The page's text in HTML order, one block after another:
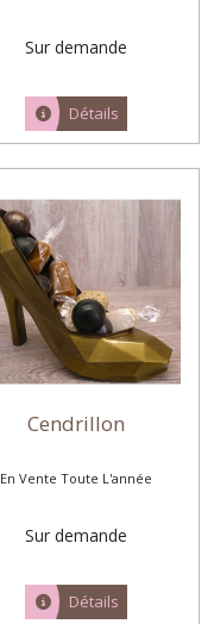
Sur demande
Détails
Cendrillon
En Vente Toute L'année
Sur demande
Détails